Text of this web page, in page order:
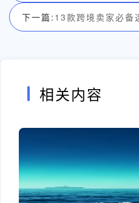
下一篇: 13款跨境卖家必备
相关内容